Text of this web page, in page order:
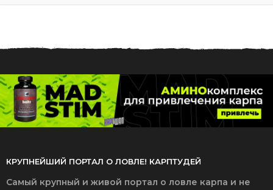
1
6
КРУПНЕЙШИЙ ПОРТАЛ О ЛОВЛЕ! КАРПТУДЕЙ
Самый крупный и живой портал о ловле карпа и не